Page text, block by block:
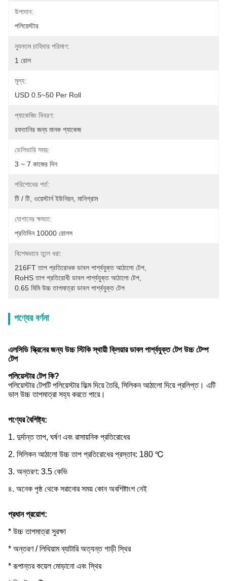
উপাদান:
পলিয়েস্টার
ন্যূনতম চাহিদার পরিমাণ:
1 রোল
মূল্য:
USD 0.5~50 Per Roll
প্যাকেজিং বিবরণ:
রফতানির জন্য মানক প্যাকেজ
ডেলিভারি সময়:
3 ~ 7 কাজের দিন
পরিশোধের শর্ত:
টি / টি, ওয়েস্টার্ন ইউনিয়ন, মানিগ্রাম
যোগানের ক্ষমতা:
প্রতিদিন 10000 রোলস
বিশেষভাবে তুলে ধরা:
216FT তাপ প্রতিরোধক ডাবল পার্শ্বযুক্ত আঠালো টেপ
RoHS তাপ প্রতিরোধী ডাবল পার্শ্বযুক্ত আঠালো টেপ
0.65 মিমি উচ্চ তাপমাত্রা ডাবল পার্শ্বযুক্ত টেপ
পণ্যের বর্ণনা
এলসিডি স্ক্রিনের জন্য উচ্চ স্টিকি স্থায়ী ক্লিয়ার ডাবল পার্শ্বযুক্ত টেপ উচ্চ টেম্প
টেপ
পলিয়েস্টার টেপ কি?
পলিয়েস্টার টেপটি পলিয়েস্টার ফিল্ম দিয়ে তৈরি, সিলিকন আঠালো দিয়ে প্রলিপ্ত। এটি
ভাল উচ্চ তাপমাত্রা সহ্য করতে পারে।
পণ্যের বৈশিষ্ট্য:
1. দুর্দান্ত তাপ, ঘর্ষণ এবং রাসায়নিক প্রতিরোধের
2. সিলিকন আঠালো উচ্চ তাপ প্রতিরোধের প্রস্তাব: 180 ℃
3. অন্তরণ: 3.5 কেভি
৪. অনেক পৃষ্ঠ থেকে সরানোর সময় কোন অবশিষ্টাংশ নেই
প্রধান প্রয়োগ:
* উচ্চ তাপমাত্রা সুরক্ষা
* অন্তরণ / লিথিয়াম ব্যাটারি অত্যন্ত গাড়ী স্থির
* রূপান্তর কয়েল মোড়ানো এবং স্থির